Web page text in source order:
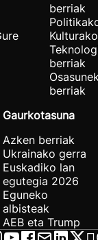
berriak
berriak
berriak
Gaurkotasuna
Azken berriak
Ukrainako gerra
Euskadiko lan
egutegia 2026
Eguneko
albisteak
AEB eta Trump